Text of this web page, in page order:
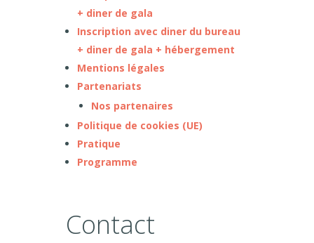
+ diner de gala
Inscription avec diner du bureau
+ diner de gala + hébergement
Mentions légales
Partenariats
Nos partenaires
Politique de cookies (UE)
Pratique
Programme
Contact